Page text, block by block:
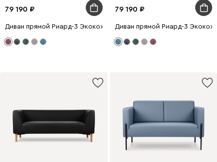
79 190
Диван прямой Риард-3 Экокожа Бордовый
79 190
Диван прямой Риард-3